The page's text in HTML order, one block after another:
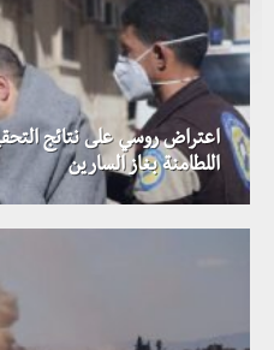
اعتراض روسي على نتائج
اللطامنة بغاز السارين